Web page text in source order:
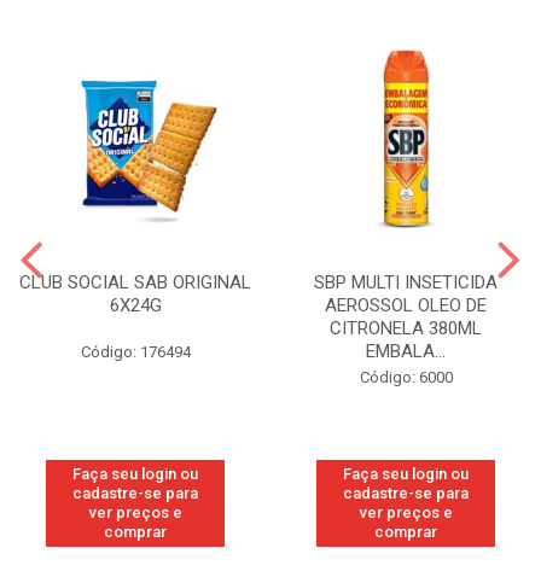
CLUB SOCIAL SAB ORIGINAL
6X24G
Código: 176494
Faça seu login ou
cadastre-se para
ver preços e
comprar
SBP MULTI INSETICIDA
AEROSSOL OLEO DE
CITRONELA 380ML
EMBALA...
Código: 6000
Faça seu login ou
cadastre-se para
ver preços e
comprar